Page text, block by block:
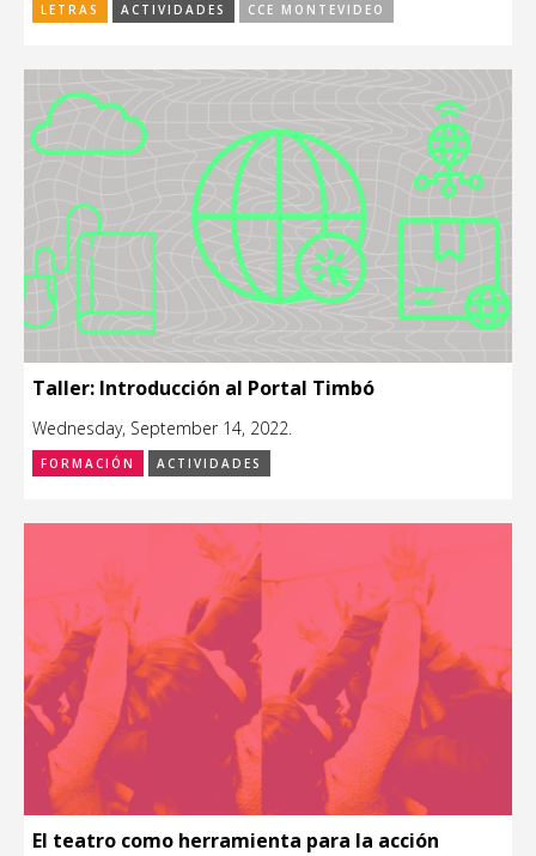
LETRAS ACTIVIDADES CCE MONTEVIDEO
Taller: Introducción al Portal Timbó
Wednesday, September 14, 2022.
FORMACIÓN ACTIVIDADES
El teatro como herramienta para la acción